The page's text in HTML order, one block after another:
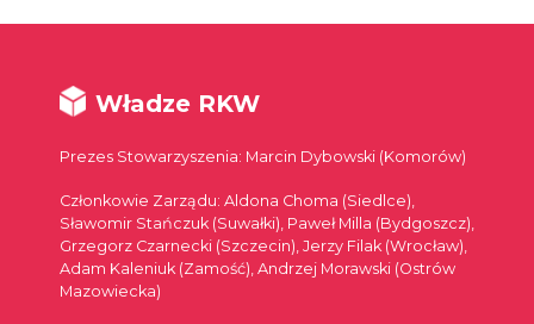
Władze RKW
Prezes Stowarzyszenia: Marcin Dybowski (Komorów)
Członkowie Zarządu: Aldona Choma (Siedlce),
Sławomir Stańczuk (Suwałki), Paweł Milla (Bydgoszcz),
Grzegorz Czarnecki (Szczecin), Jerzy Filak (Wrocław),
Adam Kaleniuk (Zamość), Andrzej Morawski (Ostrów
Mazowiecka)